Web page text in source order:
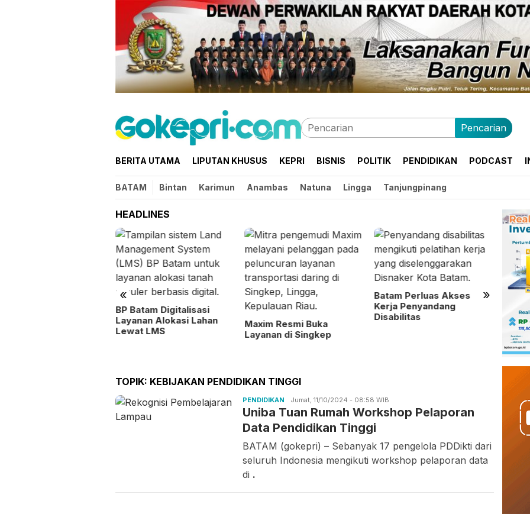
Pencarian
BERITA UTAMA LIPUTAN KHUSUS KEPRI BISNIS POLITIK PENDIDIKAN PODCAST
BATAM Bintan Karimun Anambas Natuna Lingga Tanjungpinang
HEADLINES
« »
BP Batam Digitalisasi
Layanan Alokasi Lahan
Lewat LMS
Maxim Resmi Buka
Layanan di Singkep
Batam Perluas Akses
Kerja Penyandang
Disabilitas
TOPIK: KEBIJAKAN PENDIDIKAN TINGGI
PENDIDIKAN Candra
Gunawan
Jumat, 11/10/2024 - 08:58 WIB
Uniba Tuan Rumah Workshop Pelaporan
Data Pendidikan Tinggi
BATAM (gokepri) – Sebanyak 17 pengelola PDDikti dari
seluruh Indonesia mengikuti workshop pelaporan data
di .